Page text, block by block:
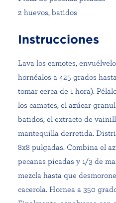
2 huevos, batidos
Instrucciones
Lava los camotes,
hornéalos a 425 grados
tomar cerca de 1 hora).
los camotes, el azúcar
batidos, el extracto de
mantequilla derretida.
8x8 pulgadas. Combina el
pecanas picadas y 1/3 de
mezcla hasta que
cacerola. Hornea a 350